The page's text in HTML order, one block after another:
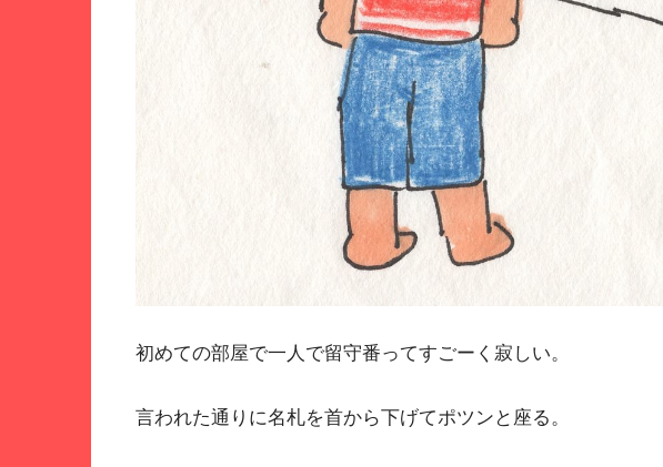
初めての部屋で一人で留守番ってすごーく寂しい。
言われた通りに名札を首から下げてポツンと座る。